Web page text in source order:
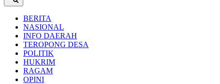
BERITA
NASIONAL
INFO DAERAH
TEROPONG DESA
POLITIK
HUKRIM
RAGAM
OPINI